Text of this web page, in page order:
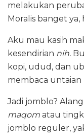
melakukan
Moralis banget ya,
Aku mau kasih
kesendirian nih.
kopi, udud, dan
membaca untaian
Jadi jomblo?
maqom atau
jomblo reguler,